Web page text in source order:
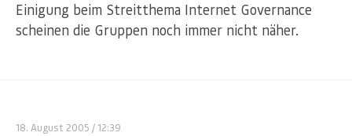
Einigung beim Streitthema Internet Governance
scheinen die Gruppen noch immer nicht näher.
18. August 2005 / 12:39